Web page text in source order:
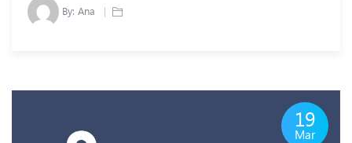
By: Ana
19
Mar